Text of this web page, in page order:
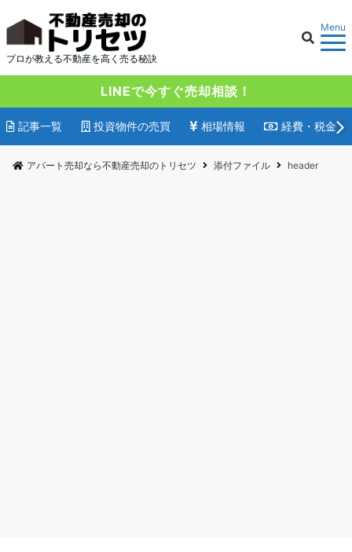
プロが教える不動産を高く売る秘訣
Menu
LINEで今すぐ売却相談！
記事一覧 投資物件の売買 相場情報 経費・税金
アパート売却なら不動産売却のトリセツ 添付ファイル header